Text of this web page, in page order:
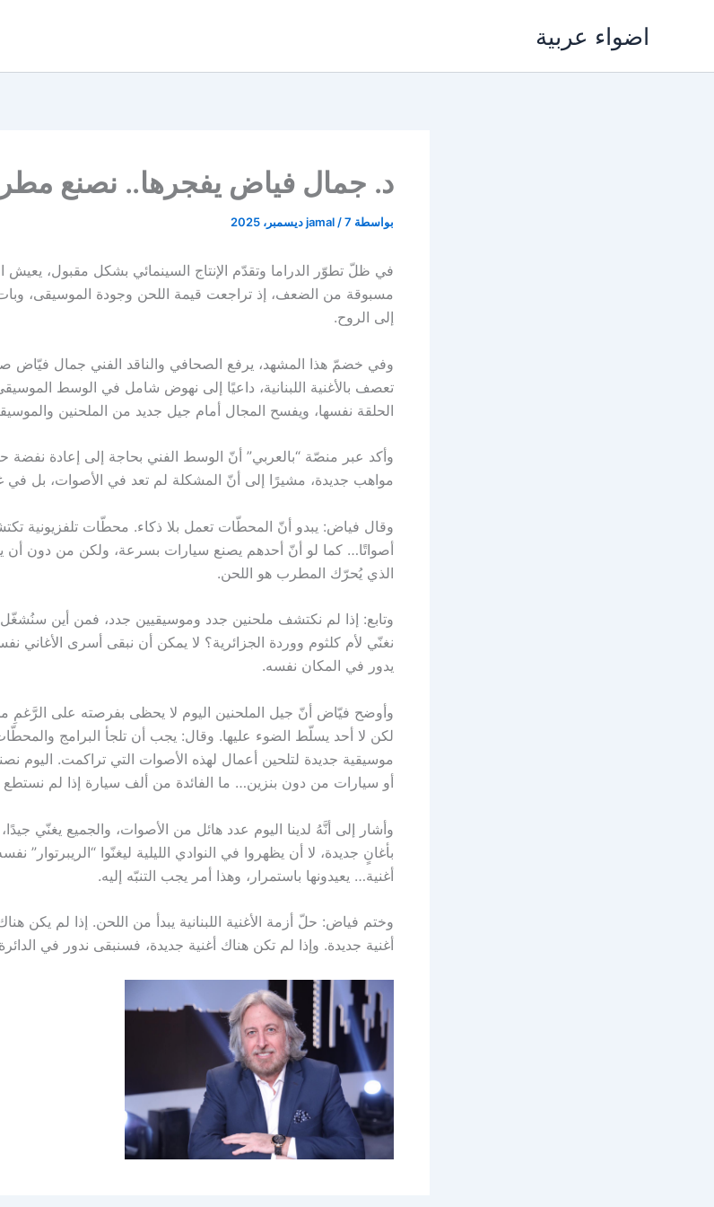
اضواء عربية
د. جمال فياض يفجرها.. نصنع
بواسطة jamal /7 ديسمبر، 2025
في ظلّ تطوّر الدراما وتقدّم الإنتاج السينمائي بشكل مقبول، يعيش
مسبوقة من الضعف، إذ تراجعت قيمة اللحن وجودة الموسيقى، وبات
إلى الروح.
وفي خضمّ هذا المشهد، يرفع الصحافي والناقد الفني جمال فيّاض
تعصف بالأغنية اللبنانية، داعيًا إلى نهوض شامل في الوسط
الحلقة نفسها، ويفسح المجال أمام جيل جديد من الملحنين
وأكد عبر منصّة “بالعربي” أنّ الوسط الفني بحاجة إلى إعادة
مواهب جديدة، مشيرًا إلى أنّ المشكلة لم تعد في الأصوات، بل في
وقال فياض: يبدو أنّ المحطّات تعمل بلا ذكاء. محطّات تلفزيونية
أصواتًا… كما لو أنّ أحدهم يصنع سيارات بسرعة، ولكن من دون أن
الذي يُحرّك المطرب هو اللحن.
وتابع: إذا لم نكتشف ملحنين جدد وموسيقيين جدد، فمن أين
نغنّي لأم كلثوم ووردة الجزائرية؟ لا يمكن أن نبقى أسرى الأغاني
يدور في المكان نفسه.
وأوضح فيّاض أنّ جيل الملحنين اليوم لا يحظى بفرصته على الرَّغمِ
لكن لا أحد يسلّط الضوء عليها. وقال: يجب أن تلجأ البرامج
موسيقية جديدة لتلحين أعمال لهذه الأصوات التي تراكمت. اليوم
أو سيارات من دون بنزين… ما الفائدة من ألف سيارة إذا لم نستطع
وأشار إلى أنَّهُ لدينا اليوم عدد هائل من الأصوات، والجميع يغنّي
بأغانٍ جديدة، لا أن يظهروا في النوادي الليلية ليغنّوا “الريبرتوار”
أغنية… يعيدونها باستمرار، وهذا أمر يجب التنبّه إليه.
وختم فياض: حلّ أزمة الأغنية اللبنانية يبدأ من اللحن. إذا لم يكن
أغنية جديدة. وإذا لم تكن هناك أغنية جديدة، فسنبقى ندور في الدائرة